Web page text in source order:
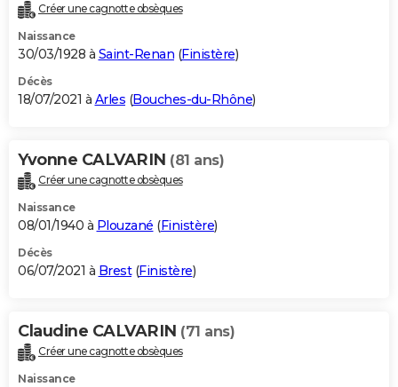
Créer une cagnotte obsèques
Naissance
30/03/1928 à Saint-Renan (Finistère)
Décès
18/07/2021 à Arles (Bouches-du-Rhône)
Yvonne CALVARIN (81 ans)
Créer une cagnotte obsèques
Naissance
08/01/1940 à Plouzané (Finistère)
Décès
06/07/2021 à Brest(Finistère)
Claudine CALVARIN (71 ans)
Créer une cagnotte obsèques
Naissance